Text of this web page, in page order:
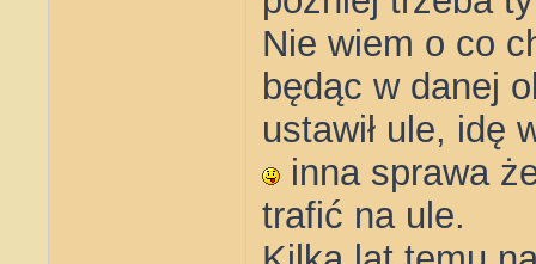
Nie wiem o co
będąc w danej
ustawił ule, idę
inna sprawa
trafić na ule.